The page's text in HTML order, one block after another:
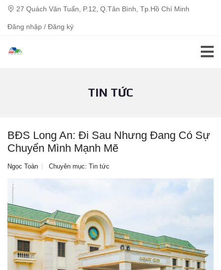
27 Quách Văn Tuấn, P.12, Q.Tân Bình, Tp.Hồ Chí Minh
Đăng nhập / Đăng ký
TIN TỨC
BĐS Long An: Đi Sau Nhưng Đang Có Sự
Chuyển Mình Mạnh Mẽ
Ngọc Toàn Chuyên mục: Tin tức